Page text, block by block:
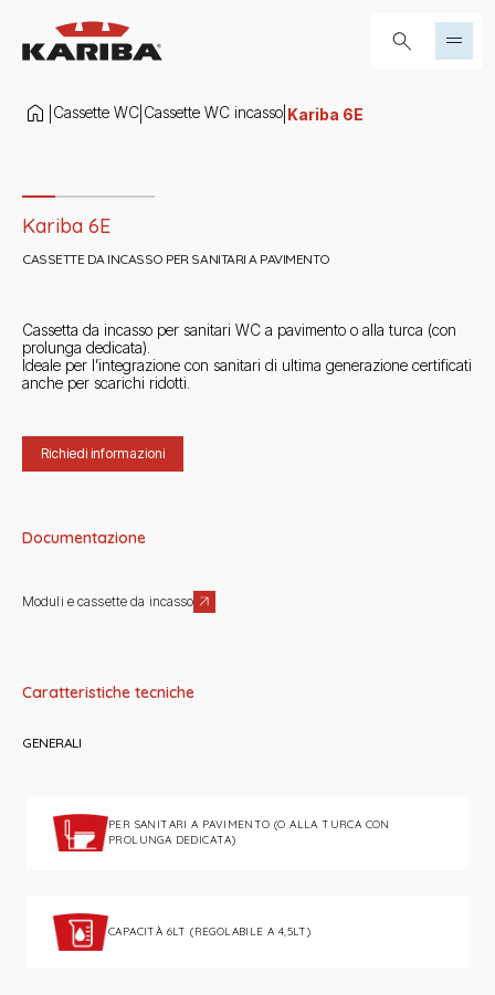
Cassette WC Cassette WC incasso Kariba 6E
Kariba 6E
CASSETTE DA INCASSO PER SANITARI A PAVIMENTO
Cassetta da incasso per sanitari WC a pavimento o alla turca (con
prolunga dedicata).
Ideale per l’integrazione con sanitari di ultima generazione certificati
anche per scarichi ridotti.
Richiedi informazioni
Documentazione
Moduli e cassette da incasso
Caratteristiche tecniche
GENERALI
PER SANITARI A PAVIMENTO (O ALLA TURCA CON
PROLUNGA DEDICATA)
CAPACITÀ 6LT (REGOLABILE A 4,5LT)